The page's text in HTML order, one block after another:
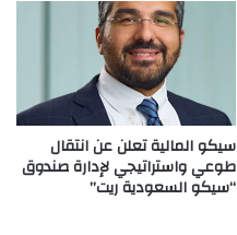
سيكو المالية تعلن عن انتقال
طوعي واستراتيجي لإدارة صندوق
“سيكو السعودية ريت”